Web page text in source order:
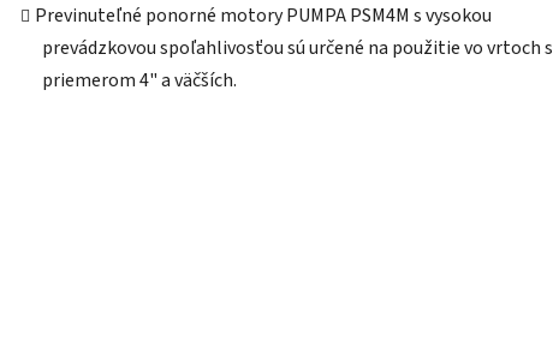
Previnuteľné ponorné motory PUMPA PSM4M s vysokou
prevádzkovou spoľahlivosťou sú určené na použitie vo vrtoch s
priemerom 4" a väčších.